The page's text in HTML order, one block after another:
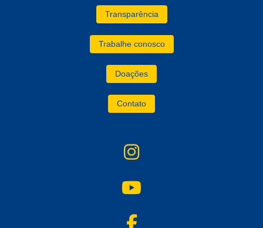
Transparência
Trabalhe conosco
Doações
Contato
instagram
facebook